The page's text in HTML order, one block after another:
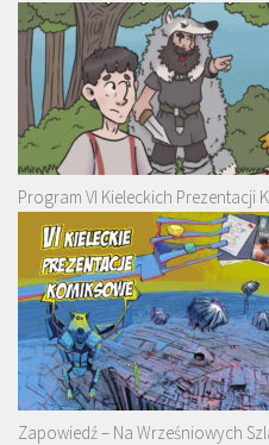
Program VI Kieleckich Prezentacji
Zapowiedź – Na Wrześniowych